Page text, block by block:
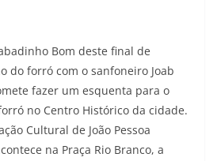
Bom deste final de
do forró com o sanfoneiro Joab
fazer um esquenta para o
no Centro Histórico da cidade.
Cultural de João Pessoa
na Praça Rio Branco, a